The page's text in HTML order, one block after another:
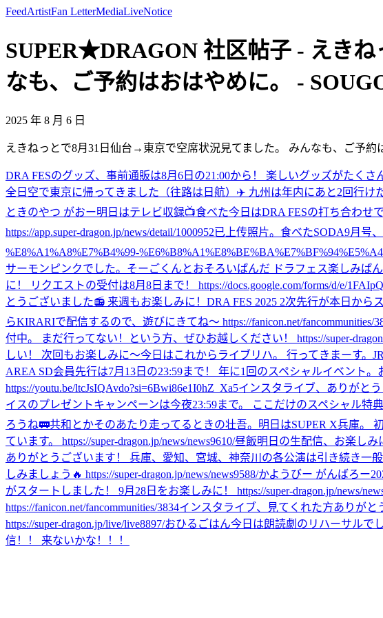
FeedArtistFan LetterMediaLiveNotice
SUPER★DRAGON 社区帖子 - えき
なも、ご予約はおはやめに。 -
2025 年 8 月 6 日
えきねっとで8月31日仙台→東京で空席状況見てました。 みんなも、ご予約
DRA FESのグッズ、事前通販は8月6日の21:00から！ 楽しいグッズがたくさ
全日空で東京に帰ってきました（往路は日航）✈️ 九州は年内にあと2回行け
ときのやつ がおー明日はテレビ収録📺食べた今日はDRA FESの打ち合わせ
https://app.super-dragon.jp/news/detail/1000952已上传照片。 食べたSODA9月号
%E8%A1%A8%E7%B4%99-
サーモンピンクでした。 そーごくんとおそろいぱんだ ドラフェス楽しみぱ
に！ リクエストの受付は8月8日まで！ https://docs.google.com/forms/d/e/
とうございました📻 来週もお楽しみに！ DRA FES 2025 2次先行が本日から
らKIRARIで配信するので、遊びにきてね〜 https://fanicon.net/fancommunities/
付中。 まだ行ってない！という方、ぜひお越しください！ https://super-
しい！ 次回もお楽しみに〜今日はこれからライブリハ。 行ってきまーす。
AREA SD会員先行は7月13日の23:59まで！ 年に1回のスペシャルイベント。
https://youtu.be/ltcJsIQAvdo?si=6Bwi86e1I0hZ_Xa5インスタライブ、ありがとう
イスのプレゼントキャンペーンは今夜23:59まで。 ここだけのスペシャル特典
ろうね🚃共和とかそのあたり走ってるときの壮吾。 明日はSUPER X兵庫。
ています。 https://super-dragon.jp/news/news9610/昼飯明日の生配信、お楽しみ
ありがとうございます！ 兵庫、愛知、宮城、神奈川の各公演は引き続き一
しみましょう🔥 https://super-dragon.jp/news/news9588/かようびー がんばろー
がスタートしました！ 9月28日をお楽しみに！ https://super-dragon.jp/news/
https://fanicon.net/fancommunities/3834インスタライブ、見てくれた方ありが
https://super-dragon.jp/live/live8897/おひるごはん今日は朗読劇のリハーサルで
信！！ 来ないかな！！！